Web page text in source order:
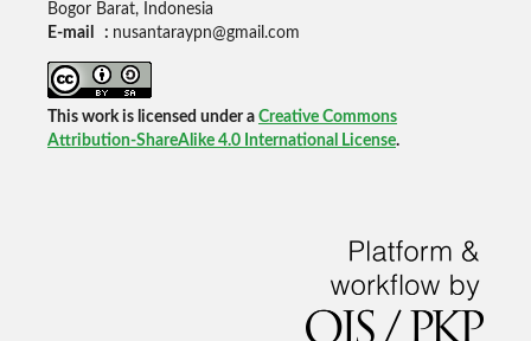
Bogor Barat, Indonesia
E-mail : nusantaraypn@gmail.com
This work is licensed under a Creative Commons
Attribution-ShareAlike 4.0 International License.